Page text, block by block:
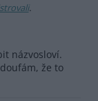
.
názvosloví.
že to